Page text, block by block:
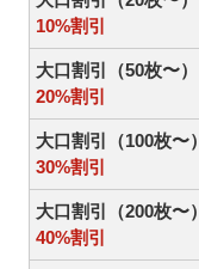
10%割引
大口割引（50枚〜）
20%割引
大口割引（100枚〜）
30%割引
大口割引（200枚〜）
40%割引